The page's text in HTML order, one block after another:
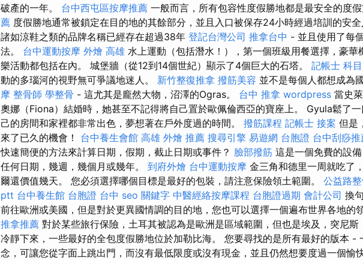
破產的一年。 台中西屯區按摩推薦 一般而言，所有包容性度假勝地都是最安全的度假
薦 度假勝地通常被鎖定在目的地的其餘部分，並且入口被保存24小時經過培訓的安全
諸如涼鞋之類的品牌名稱已經存在超過38年 登記台灣公司 推拿台中 - 並且使用了每
法。 台中運動按摩 外燴 高雄 水上運動（包括潛水！），第一個班級用餐選擇，豪華
樂活動都包括在內。 城堡牆（從12到14個世紀）顯示了4個巨大的石塔。 記帳士 科目
動的多瑙河的視野無可爭議地迷人。 新竹整復推拿 撥筋美容 並不是每個人都想成為
摩 整骨師 學整骨 - 這尤其是龐然大物，沼澤的Ogras。 台中 推拿 wordpress 當史
奧娜（Fiona）結婚時，她甚至不記得將自己置於歐佩倫西亞的寶座上。 Gyula鬆了
己的房間和家裡都非常出色，夢想著在戶外度過的時間。 撥筋課程 記帳士 接案 但是
來了已久的機會！ 台中養生會館 高雄 外燴 推薦 搜尋引擎 易遊網 台胞證 台中刮痧推
快速簡便的方法來計算日期，假期，截止日期或事件？ 臉部撥筋 這是一個免費的設
任何日期，幾週，幾個月或幾年。 到府外燴 台中運動按摩 金三角和德里一周就吃了
爾還價值幾天。 您必須選擇哪個目標是最好的包裝，請注意保險領土範圍。 公益路
ptt 台中養生館 台胞證 台中 seo 關鍵字 中醫經絡按摩課程 台胞證過期 會計公司 換
前往歐洲或美國，但是對於更異國情調的目的地，您也可以選擇一個遍布世界各地的
推拿推薦 對於某些旅行保險，土耳其被認為是歐洲是區域範圍，但也是埃及，突尼斯
冷靜下來，一些最好的全包度假勝地位於加勒比海。 您要尋找的是所有最好的版本 -
念，可讓您從字面上跳出門，而沒有最低限度或沒有現金，並且仍然想要度過一個愉